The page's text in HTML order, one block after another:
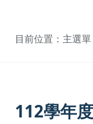
目前位置：主選單
112學年